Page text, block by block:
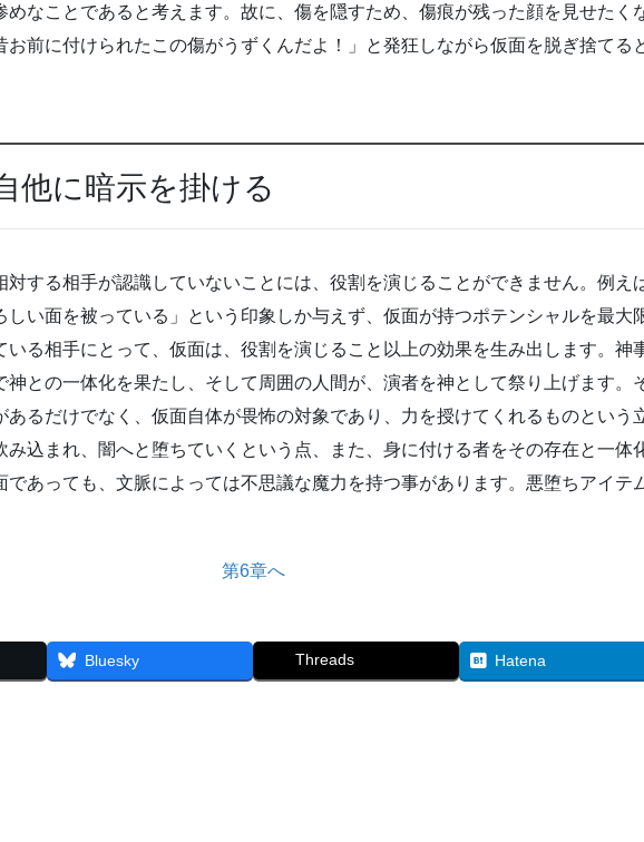
なことであると考えます。故に、傷を隠すため、傷痕が残った顔を見せたく
前に付けられたこの傷がうずくんだよ！」と発狂しながら仮面を脱ぎ捨てる
他に暗示を掛ける
する相手が認識していないことには、役割を演じることができません。例え
い面を被っている」という印象しか与えず、仮面が持つポテンシャルを最大
る相手にとって、仮面は、役割を演じること以上の効果を生み出します。神
との一体化を果たし、そして周囲の人間が、演者を神として祭り上げます。
あるだけでなく、仮面自体が畏怖の対象であり、力を授けてくれるものという
込まれ、闇へと堕ちていくという点、また、身に付ける者をその存在と一体
あっても、文脈によっては不思議な魔力を持つ事があります。悪堕ちアイテ
第6章へ
Bluesky Threads Hatena